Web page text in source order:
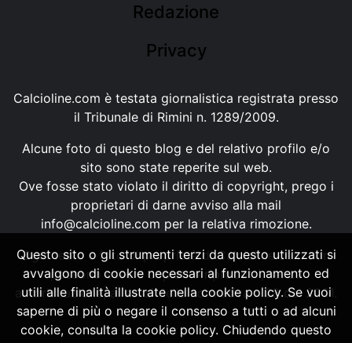
Redazione
Privacy
Calcioline.com è testata giornalistica registrata presso
il Tribunale di Rimini n. 1289/2009.
Alcune foto di questo blog e del relativo profilo e/o
sito sono state reperite sul web.
Ove fosse stato violato il diritto di copyright, prego i
proprietari di darne avviso alla mail
info@calcioline.com per la relativa rimozione.
Ogni testo e foto di proprietà di Calcioline.com non
possono essere copiati o riprodotti, senza
autorizzazione, ai sensi della normativa n.29 del 2001.
Questo sito o gli strumenti terzi da questo utilizzati si
avvalgono di cookie necessari al funzionamento ed
utili alle finalità illustrate nella cookie policy. Se vuoi
saperne di più o negare il consenso a tutti o ad alcuni
cookie, consulta la cookie policy. Chiudendo questo